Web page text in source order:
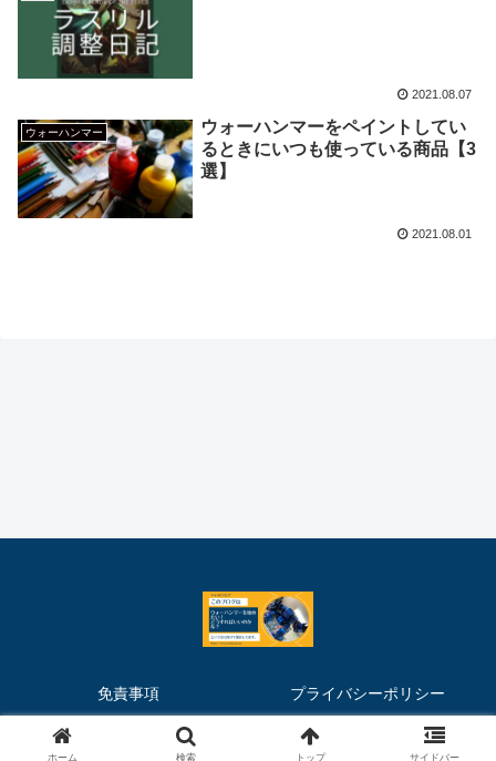
2021.08.07
ウォーハンマー
ウォーハンマーをペイントしてい
るときにいつも使っている商品【3
選】
2021.08.01
免責事項 プライバシーポリシー
© 2020 マキヲGのウォーハンマーブログ.
ホーム 検索 トップ サイドバー